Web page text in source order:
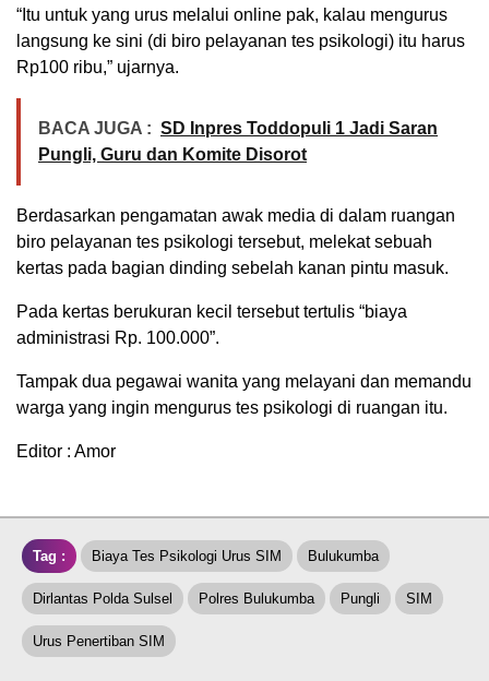
“Itu untuk yang urus melalui online pak, kalau mengurus
langsung ke sini (di biro pelayanan tes psikologi) itu harus
Rp100 ribu,” ujarnya.
BACA JUGA : SD Inpres Toddopuli 1 Jadi Saran
Pungli, Guru dan Komite Disorot
Berdasarkan pengamatan awak media di dalam ruangan
biro pelayanan tes psikologi tersebut, melekat sebuah
kertas pada bagian dinding sebelah kanan pintu masuk.
Pada kertas berukuran kecil tersebut tertulis “biaya
administrasi Rp. 100.000”.
Tampak dua pegawai wanita yang melayani dan memandu
warga yang ingin mengurus tes psikologi di ruangan itu.
Editor : Amor
Tag : Biaya Tes Psikologi Urus SIM Bulukumba
Dirlantas Polda Sulsel Polres Bulukumba Pungli SIM
Urus Penertiban SIM